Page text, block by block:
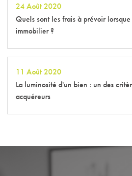
24 Août 2020
Quels sont les frais à prévoir
immobilier ?
11 Août 2020
La luminosité d'un bien : un des
acquéreurs